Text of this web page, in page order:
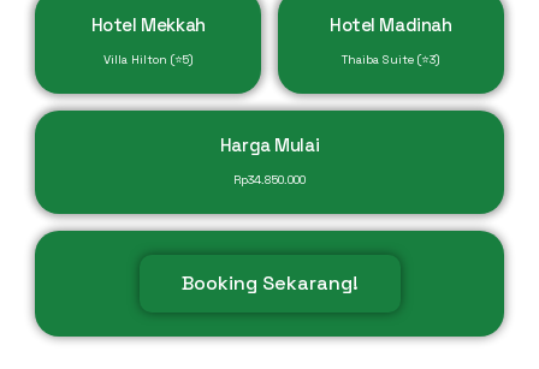
Hotel Mekkah
Villa Hilton (⭐5)
Hotel Madinah
Thaiba Suite (⭐3)
Harga Mulai
Rp34.850.000
Booking Sekarang!